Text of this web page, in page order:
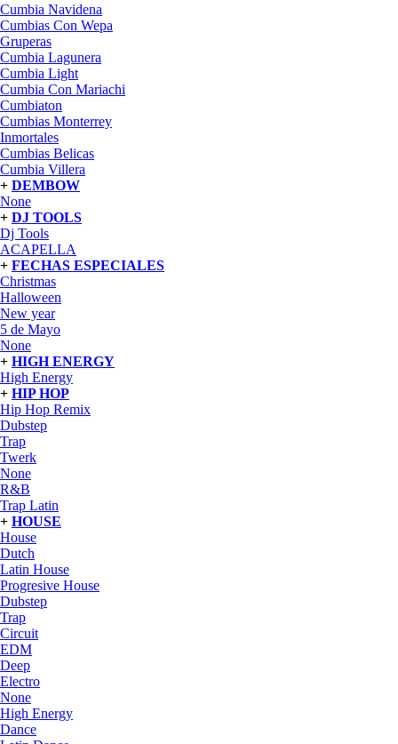
Cumbia Navidena
Cumbias Con Wepa
Gruperas
Cumbia Lagunera
Cumbia Light
Cumbia Con Mariachi
Cumbiaton
Cumbias Monterrey
Inmortales
Cumbias Belicas
Cumbia Villera
+ DEMBOW
None
+ DJ TOOLS
Dj Tools
ACAPELLA
+ FECHAS ESPECIALES
Christmas
Halloween
New year
5 de Mayo
None
+ HIGH ENERGY
High Energy
+ HIP HOP
Hip Hop Remix
Dubstep
Trap
Twerk
None
R&B
Trap Latin
+ HOUSE
House
Dutch
Latin House
Progresive House
Dubstep
Trap
Circuit
EDM
Deep
Electro
None
High Energy
Dance